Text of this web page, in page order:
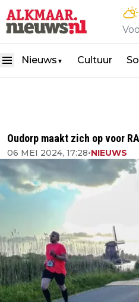
Nieuws ▼ Cultuur
Oudorp maakt zich op voor
06 MEI 2024, 17:28•NIEUWS